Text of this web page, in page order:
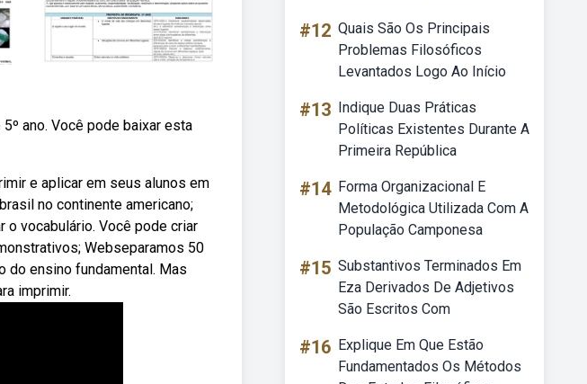
ano. Você pode baixar esta
e aplicar em seus alunos em
no continente americano;
vocabulário. Você pode criar
Webseparamos 50
do ensino fundamental. Mas
imprimir.
#12 Quais São Os Principais
Problemas Filosóficos
Levantados Logo Ao Início
#13 Indique Duas Práticas
Políticas Existentes Durante A
Primeira República
#14 Forma Organizacional E
Metodológica Utilizada Com A
População Camponesa
#15 Substantivos Terminados Em
Eza Derivados De Adjetivos
São Escritos Com
#16 Explique Em Que Estão
Fundamentados Os Métodos